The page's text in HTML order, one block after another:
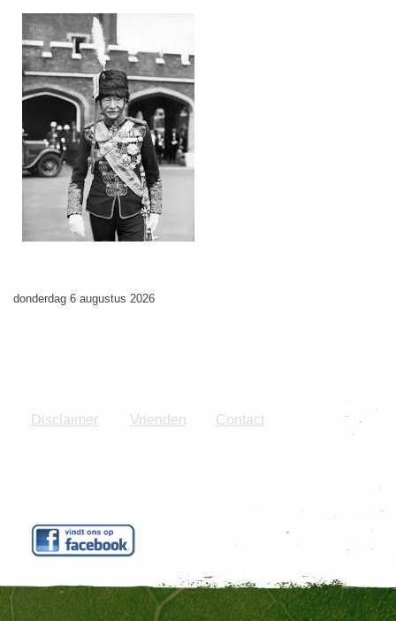
donderdag 6 augustus 2026
Disclaimer Vrienden Contact